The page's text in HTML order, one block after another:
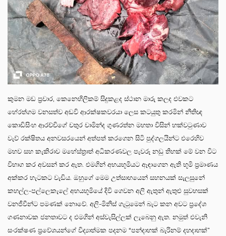
කුමන මඩ ප්‍රචාර, කෙනෙහිලිකම් සිදුකළද ස්ථාන මාරු කලද එවකට
හේරත්ගම වනසත්ව අඩවි ආරක්ෂකවරයා ලෙස කටයුතු කරමින් නීතිඥ
කොඩිසිංහ ආරච්චිගේ චතුර චාමින්ද ගුණරත්න මහතා විසින් හක්වටුණාව
වැව් රක්ෂිතය අනවසරයෙන් අත්පත් කරගෙන සිටි පුද්ගලයින්ට එරෙහිව
මහව සහ කැකිරාව මහේස්ත්‍රාත් අධිකරණවල පැවරූ නඩු තිහක් මේ වන විට
විභාග කර අවසන් කර ඇත. එමගින් අභයභූමියට ඈඳාගෙන ඇති භූමි ප්‍රමාණය
අක්කර හැටකට වැඩිය. ඔහුගේ මෙම උත්සාහයෙන් සහනයක් සැලසුනේ
කහල්ල-පල්ලෙකැලේ අභයභූමියේ දිවි ගෙවන අලි ඇතුන් ඇතුළු සුවහසක්
වනජීවීන්ට පමණක් නොවේ. අලි-මිනිස් ගැටුමෙන් බැට කන අවට ප්‍රදේශ
ගණනාවක ජනතාවට ද එමගින් අස්වැසිල්ලක් ලැබෙනු ඇත. නමුත් එවැනි
සංරක්ෂණ ප්‍රවේශයන්ගේ විද්‍යාත්මක පදනම “පන්දාහක් බැරිනම් දහදාහක්”